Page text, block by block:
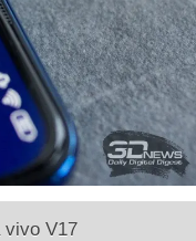
vivo V17